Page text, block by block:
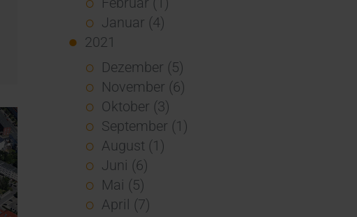
Januar (4)
2021
Dezember (5)
November (6)
Oktober (3)
September (1)
August (1)
Juni (6)
Mai (5)
April (7)